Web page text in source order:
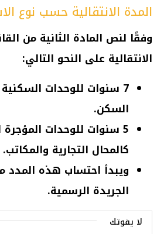
المدة الانتقالية حسب نوع
وفقًا لنص المادة الثانية من
الانتقالية على النحو التالي:
7 سنوات للوحدات
السكن.
5 سنوات للوحدات
كالمحال التجارية والمكاتب.
ويبدأ احتساب هذه المدد
الجريدة الرسمية.
لا يفوتك